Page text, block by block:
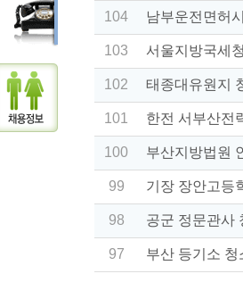
104 남부운전면허
103 서울지방국세
102 태종대유원지
101 한전 서부산전
100 부산지방법원
99 기장 장안고등
98 공군 정문관사
97 부산 등기소